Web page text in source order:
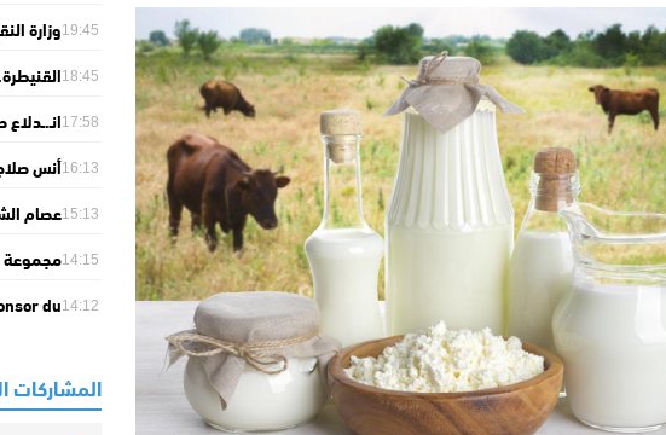
19:45وزارة
18:45
أولاد17:58
16:13أنس
15:13
14:15
14:12
du
المشاركات